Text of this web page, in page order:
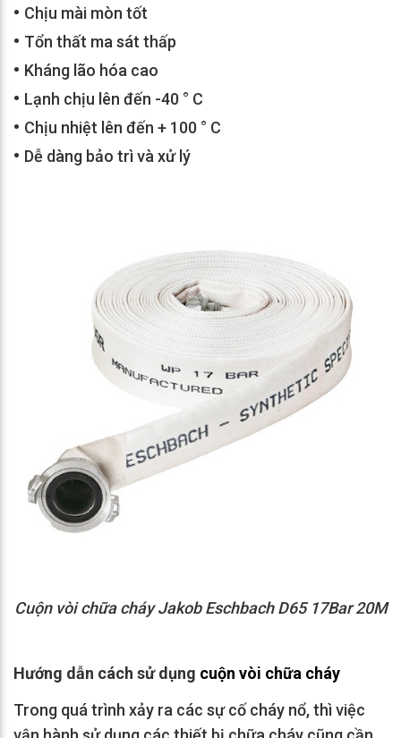
• Chịu mài mòn tốt
• Tổn thất ma sát thấp
• Kháng lão hóa cao
• Lạnh chịu lên đến -40 ° C
• Chịu nhiệt lên đến + 100 ° C
• Dễ dàng bảo trì và xử lý
Cuộn vòi chữa cháy Jakob Eschbach D65 17Bar 20M
Hướng dẫn cách sử dụng cuộn vòi chữa cháy
Trong quá trình xảy ra các sự cố cháy nổ, thì việc